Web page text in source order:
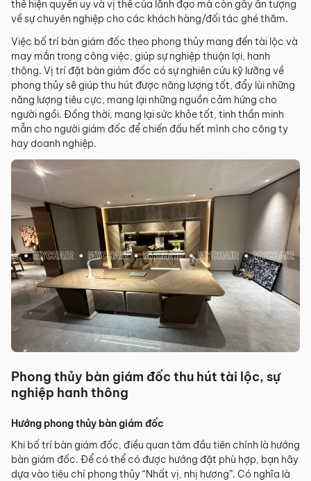
thể hiện quyền uy và vị thế của lãnh đạo mà còn gây ấn tượng
về sự chuyên nghiệp cho các khách hàng/đối tác ghé thăm.
Việc bố trí bàn giám đốc theo phong thủy mang đến tài lộc và
may mắn trong công việc, giúp sự nghiệp thuận lợi, hanh
thông. Vị trí đặt bàn giám đốc có sự nghiên cứu kỹ lưỡng về
phong thủy sẽ giúp thu hút được năng lượng tốt, đẩy lùi những
năng lượng tiêu cực, mang lại những nguồn cảm hứng cho
người ngồi. Đồng thời, mang lại sức khỏe tốt, tinh thần minh
mẫn cho người giám đốc để chiến đấu hết mình cho công ty
hay doanh nghiệp.
Phong thủy bàn giám đốc thu hút tài lộc, sự
nghiệp hanh thông
Hướng phong thủy bàn giám đốc
Khi bố trí bàn giám đốc, điều quan tâm đầu tiên chính là hướng
bàn giám đốc. Để có thể có được hướng đặt phù hợp, bạn hãy
dựa vào tiêu chí phong thủy “Nhất vị, nhị hương”. Có nghĩa là